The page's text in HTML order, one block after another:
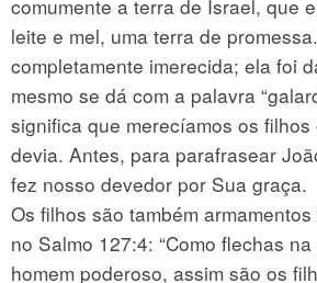
comumente a terra de Israel, que
leite e mel, uma terra de
completamente imerecida; ela foi
mesmo se dá com a palavra
significa que merecíamos os
devia. Antes, para parafrasear
fez nosso devedor por Sua graça.
Os filhos são também
no Salmo 127:4: “Como flechas
homem poderoso, assim são os